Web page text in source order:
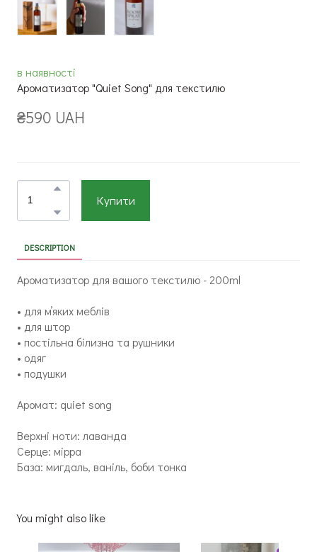
в наявності
Ароматизатор "Quiet Song" для текстилю
₴590 UAH
Купити
DESCRIPTION
Ароматизатор для вашого текстилю - 200ml
• для мʼяких меблів
• для штор
• постільна білизна та рушники
• одяг
• подушки
Аромат: quiet song
Верхні ноти: лаванда
Серце: мірра
База: мигдаль, ваніль, боби тонка
You might also like